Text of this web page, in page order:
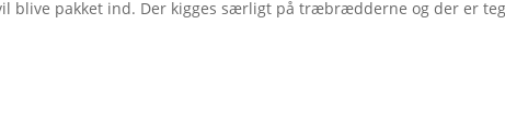
blive pakket ind. Der kigges særligt på træbrædderne og der er